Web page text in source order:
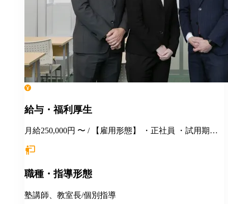
給与・福利厚生
月給250,000円 〜 / 【雇用形態】 ・正社員 ・試用期間6
経験・年齢等を考慮し、決定いたします。面接時にぜ
400万円（賞与、各種手当込み） ※上記は固定残業代
は、給与規定に基づき計算。 ※固定残業代は残業がな
職種・指導形態
塾講師、教室長/個別指導